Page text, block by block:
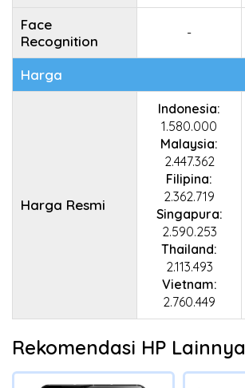
Face
Recognition
-
Harga
Harga Resmi
Indonesia:
1.580.000
Malaysia:
2.447.362
Filipina:
2.362.719
Singapura:
2.590.253
Thailand:
2.113.493
Vietnam:
2.760.449
Rekomendasi HP Lainnya